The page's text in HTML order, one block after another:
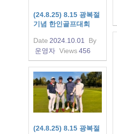
(24.8.25) 8.15 광복절
기념 한인골프대회
Date 2024.10.01
By
운영자 Views456
(24.8.25) 8.15 광복절